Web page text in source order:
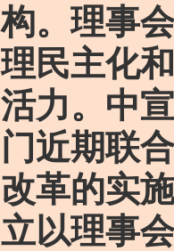
构。理事
理民主化
活力。中
门近期联
改革的实
立以理事